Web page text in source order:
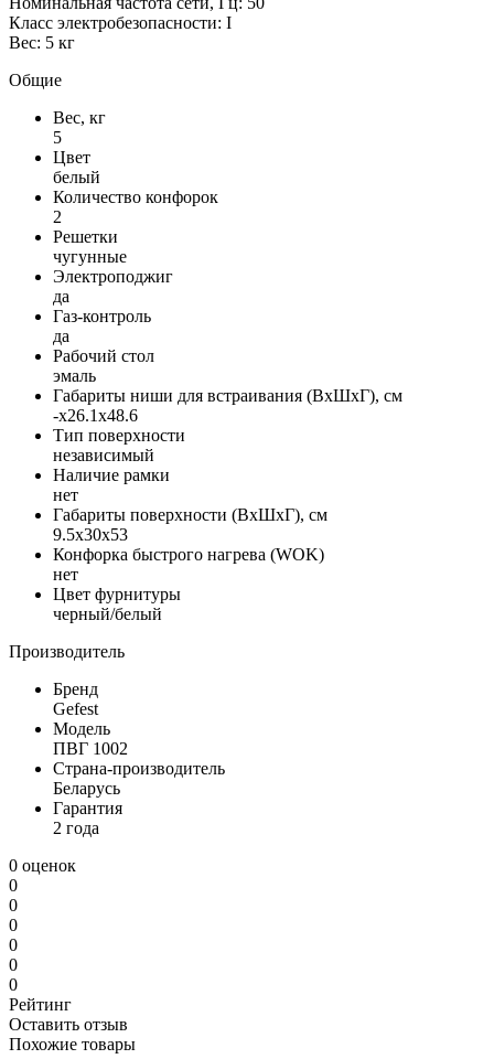
Класс электробезопасности: I
Вес: 5 кг
Общие
Вес, кг
5
Цвет
белый
Количество конфорок
2
Решетки
чугунные
Электроподжиг
да
Газ-контроль
да
Рабочий стол
эмаль
Габариты ниши для встраивания (ВxШxГ), см
-x26.1x48.6
Тип поверхности
независимый
Наличие рамки
нет
Габариты поверхности (ВxШxГ), см
9.5x30x53
Конфорка быстрого нагрева (WOK)
нет
Цвет фурнитуры
черный/белый
Производитель
Бренд
Gefest
Модель
ПВГ 1002
Страна-производитель
Беларусь
Гарантия
2 года
0 оценок
0
0
0
0
0
0
Рейтинг
Оставить отзыв
Похожие товары